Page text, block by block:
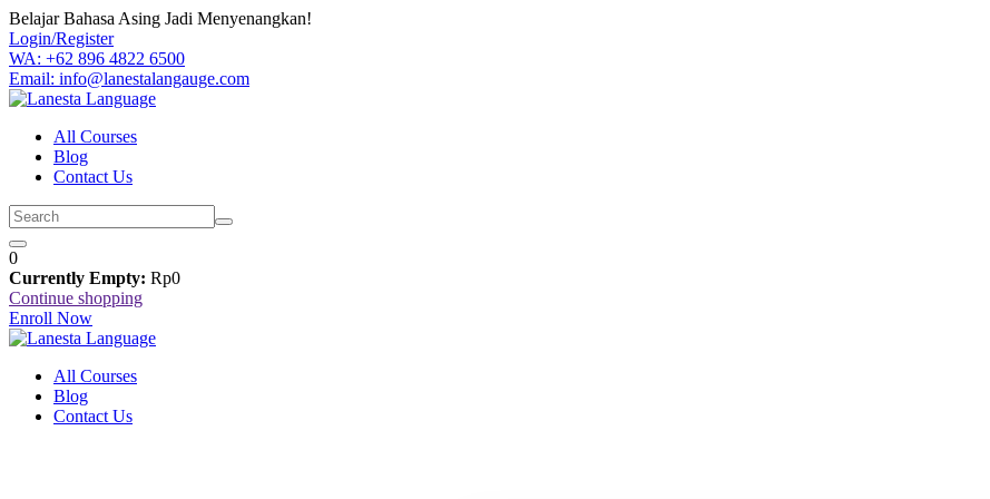
Skip
to
content
Belajar Bahasa Asing Jadi Menyenangkan!
Login/Register
WA: +62 896 4822 6500
Email: info@lanestalangauge.com
All Courses
Blog
Contact Us
0
Currently Empty: Rp0
Continue shopping
Enroll Now
All Courses
Blog
Contact Us